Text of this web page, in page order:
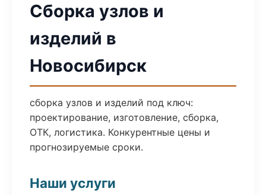
Сборка узлов и
изделий в
Новосибирск
сборка узлов и изделий под ключ:
проектирование, изготовление, сборка,
ОТК, логистика. Конкурентные цены и
прогнозируемые сроки.
Наши услуги